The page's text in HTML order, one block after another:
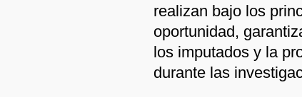
realizan bajo los
oportunidad,
los imputados y la
durante las